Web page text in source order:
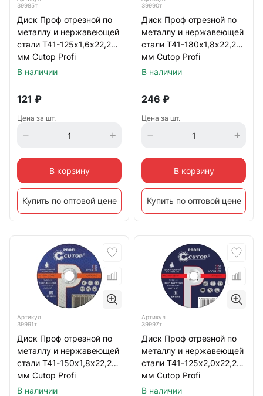
39985т
Диск Проф отрезной по
металлу и нержавеющей
стали Т41-125х1,6х22,2
мм Cutop Profi
В наличии
121 ₽
Цена за шт.
В корзину
Купить по оптовой цене
39990т
Диск Проф отрезной по
металлу и нержавеющей
стали Т41-180х1,8х22,2
мм Cutop Profi
В наличии
246 ₽
Цена за шт.
В корзину
Купить по оптовой цене
Артикул
39991т
Диск Проф отрезной по
металлу и нержавеющей
стали Т41-150х1,8х22,2
мм Cutop Profi
В наличии
Артикул
39997т
Диск Проф отрезной по
металлу и нержавеющей
стали Т41-125х2,0х22,2
мм Cutop Profi
В наличии